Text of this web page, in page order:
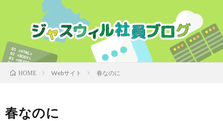
HOME Webサイト 春なのに
春なのに